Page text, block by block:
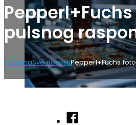
pulsnog
PočetnaSve novostiPepperl+Fuchs